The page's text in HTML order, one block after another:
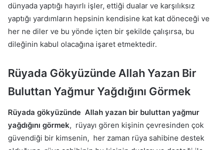
dünyada yaptığı hayırlı işler, ettiği dualar ve karşılıksız
yaptığı yardımların hepsinin kendisine kat kat döneceği ve
her ne diler ve bu yönde içten bir şekilde çalışırsa, bu
dileğinin kabul olacağına işaret etmektedir.
Rüyada Gökyüzünde Allah Yazan Bir
Buluttan Yağmur Yağdığını Görmek
Rüyada gökyüzünde Allah yazan bir buluttan yağmur
yağdığını görmek, rüyayı gören kişinin çevresinden çok
güvendiği bir kimsenin, her zaman rüya sahibine destek